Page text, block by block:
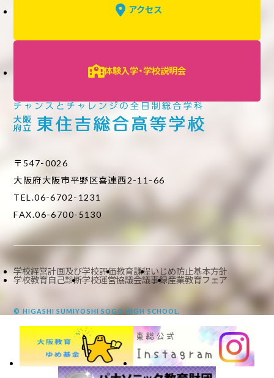
アクセス
体験入学・学校説明会
〒547-0026
大阪府大阪市平野区喜連西2-11-66
TEL.06-6702-1231
FAX.06-6700-5130
学校経営計画及び学校評価教育課程いじめ防止基本方針
学校教育自己診断学校運営協議会議事録産業教育フェア
© HIGASHI SUMIYOSHI SOGO HIGH SCHOOL.